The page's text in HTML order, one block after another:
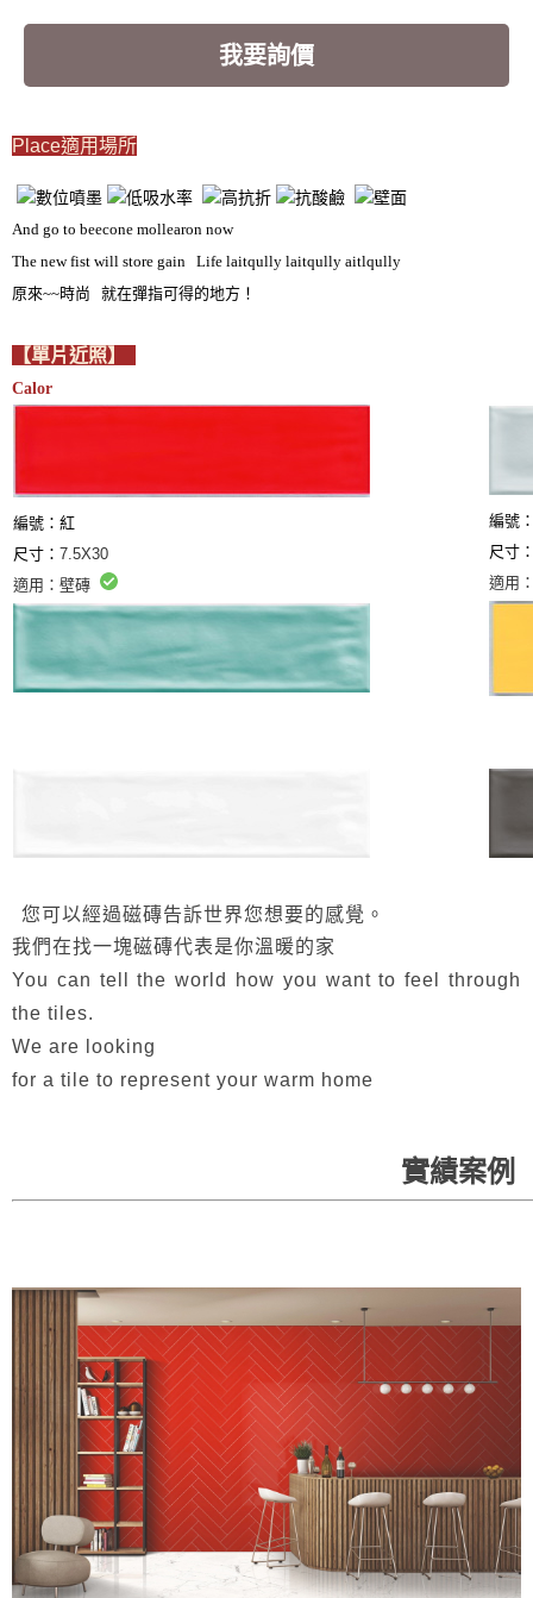
我要詢價
Place適用場所
And go to beecone mollearon now
The new fist will store gain Life laitqully laitqully aitlqully
原來~~時尚 就在彈指可得的地方！
【單片近照】
Calor
編號：紅
尺寸： 7.5X30
適用：壁磚
編號
尺寸
適用
您可以經過磁磚告訴世界您想要的感覺。
我們在找一塊磁磚代表是你溫暖的家
You can tell the world how you want to feel through
the tiles.
We are looking
for a tile to represent your warm home
實績案例